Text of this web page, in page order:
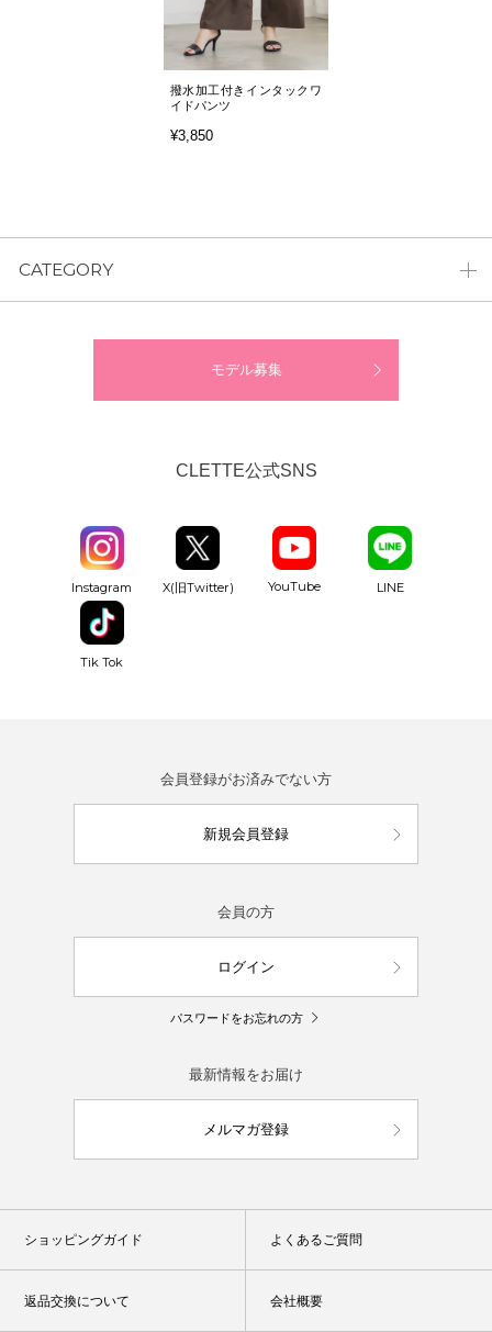
撥水加工付きインタックワ
イドパンツ
¥3,850
CATEGORY
モデル募集
CLETTE公式SNS
Instagram X(旧Twitter) YouTube LINE
Tik Tok
会員登録がお済みでない方
新規会員登録
会員の方
ログイン
パスワードをお忘れの方
最新情報をお届け
メルマガ登録
ショッピングガイド よくあるご質問
返品交換について 会社概要